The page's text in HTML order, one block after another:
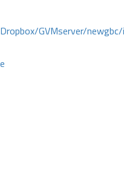
GVMserver/newgbc/